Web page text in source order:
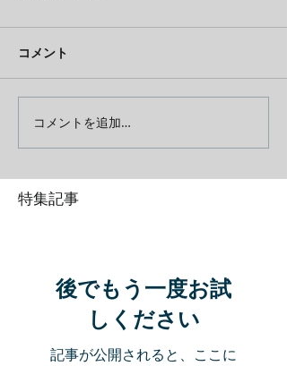
特集記事
コメント
コメントを追加…
後でもう一度お試
しください
記事が公開されると、ここに